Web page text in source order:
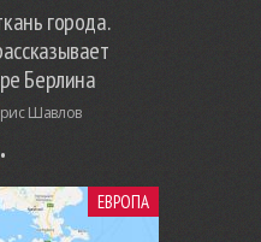
города.
Берлина
Шавлов
ЕВРОПА